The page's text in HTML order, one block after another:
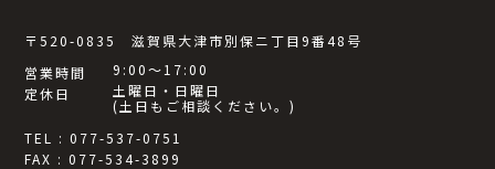
〒520-0835 滋賀県大津市別保ニ丁目9番48号
営業時間
9:00～17:00
定休日
土曜日・日曜日
(土日もご相談ください。)
TEL : 077-537-0751
FAX : 077-534-3899